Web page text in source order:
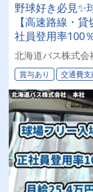
野球好き必見✨
【高速路線・
社員登用率100
業員約1,200名
京バスグループ
北海道バス株式会
賞与あり 交通費支